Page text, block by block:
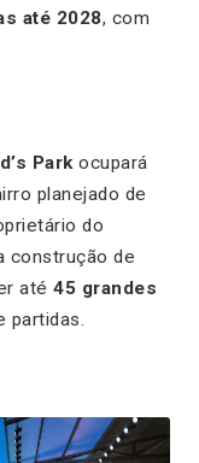
até 2028, com
Parkocupará
planejado de
do
construção de
até 45 grandes
partidas.